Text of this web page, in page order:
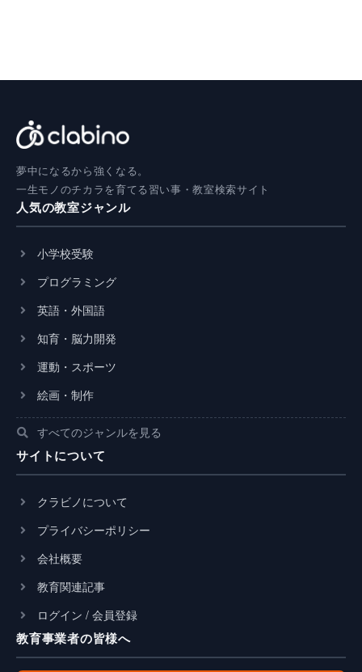
夢中になるから強くなる。
一生モノのチカラを育てる習い事・教室検索サイト
人気の教室ジャンル
小学校受験
プログラミング
英語・外国語
知育・脳力開発
運動・スポーツ
絵画・制作
すべてのジャンルを見る
サイトについて
クラビノについて
プライバシーポリシー
会社概要
教育関連記事
ログイン / 会員登録
教育事業者の皆様へ